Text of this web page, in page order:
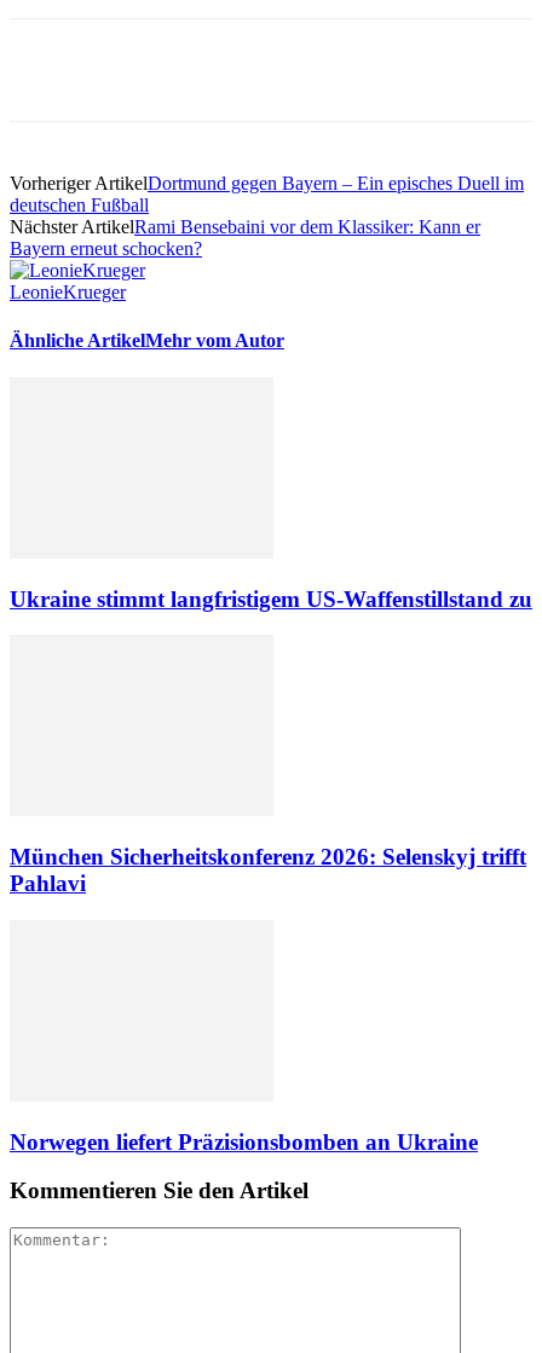
Vorheriger ArtikelDortmund gegen Bayern – Ein episches Duell im
deutschen Fußball
Nächster ArtikelRami Bensebaini vor dem Klassiker: Kann er
Bayern erneut schocken?
LeonieKrueger
Ähnliche ArtikelMehr vom Autor
Ukraine stimmt langfristigem US-Waffenstillstand zu
München Sicherheitskonferenz 2026: Selenskyj trifft
Pahlavi
Norwegen liefert Präzisionsbomben an Ukraine
Kommentieren Sie den Artikel